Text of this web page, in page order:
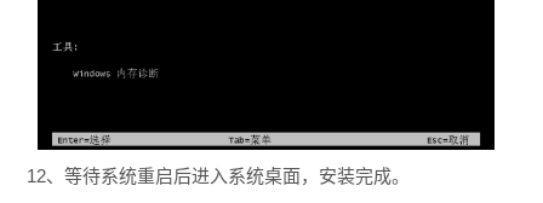
12、等待系统重启后进入系统桌面，安装完成。